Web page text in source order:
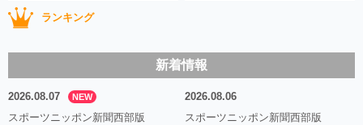
ランキング
新着情報
2026.08.07 NEW
スポーツニッポン新聞西部版
2026.08.06
スポーツニッポン新聞西部版